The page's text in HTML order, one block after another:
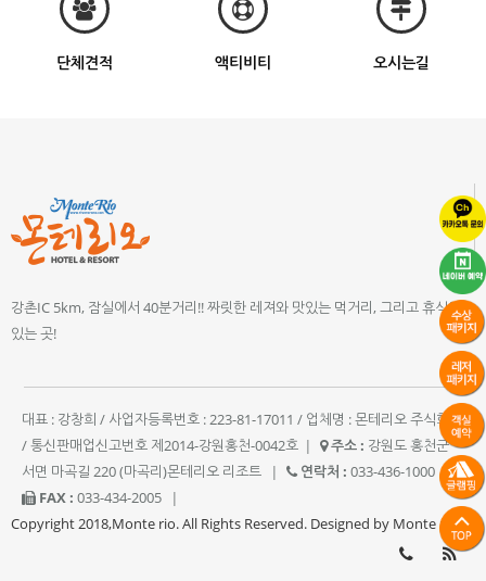
단체견적 액티비티 오시는길
강촌IC 5km, 잠실에서 40분거리!! 짜릿한 레져와 맛있는 먹거리, 그리고 휴식이
있는 곳!
대표 : 강창희 / 사업자등록번호 : 223-81-17011 / 업체명 : 몬테리오 주식회사
/ 통신판매업신고번호 제2014-강원홍천-0042호 | 주소 : 강원도 홍천군
서면 마곡길 220 (마곡리)몬테리오 리조트
| 연락처 : 033-436-1000
|
FAX : 033-434-2005
|
Copyright 2018,Monte rio. All Rights Reserved. Designed by Monte rio.